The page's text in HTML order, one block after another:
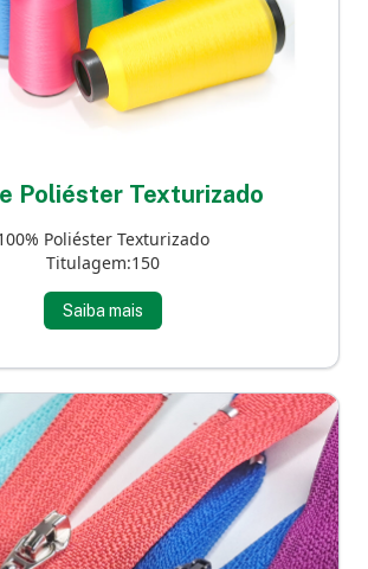
Poliéster Texturizado
Poliéster Texturizado
Titulagem:150
Saiba mais